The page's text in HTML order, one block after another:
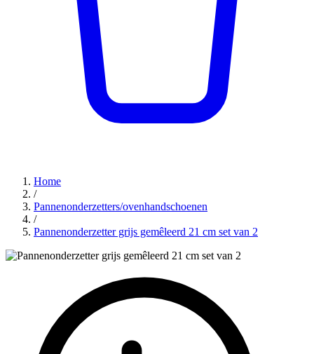
Home
/
Pannenonderzetters/ovenhandschoenen
/
Pannenonderzetter grijs gemêleerd 21 cm set van 2